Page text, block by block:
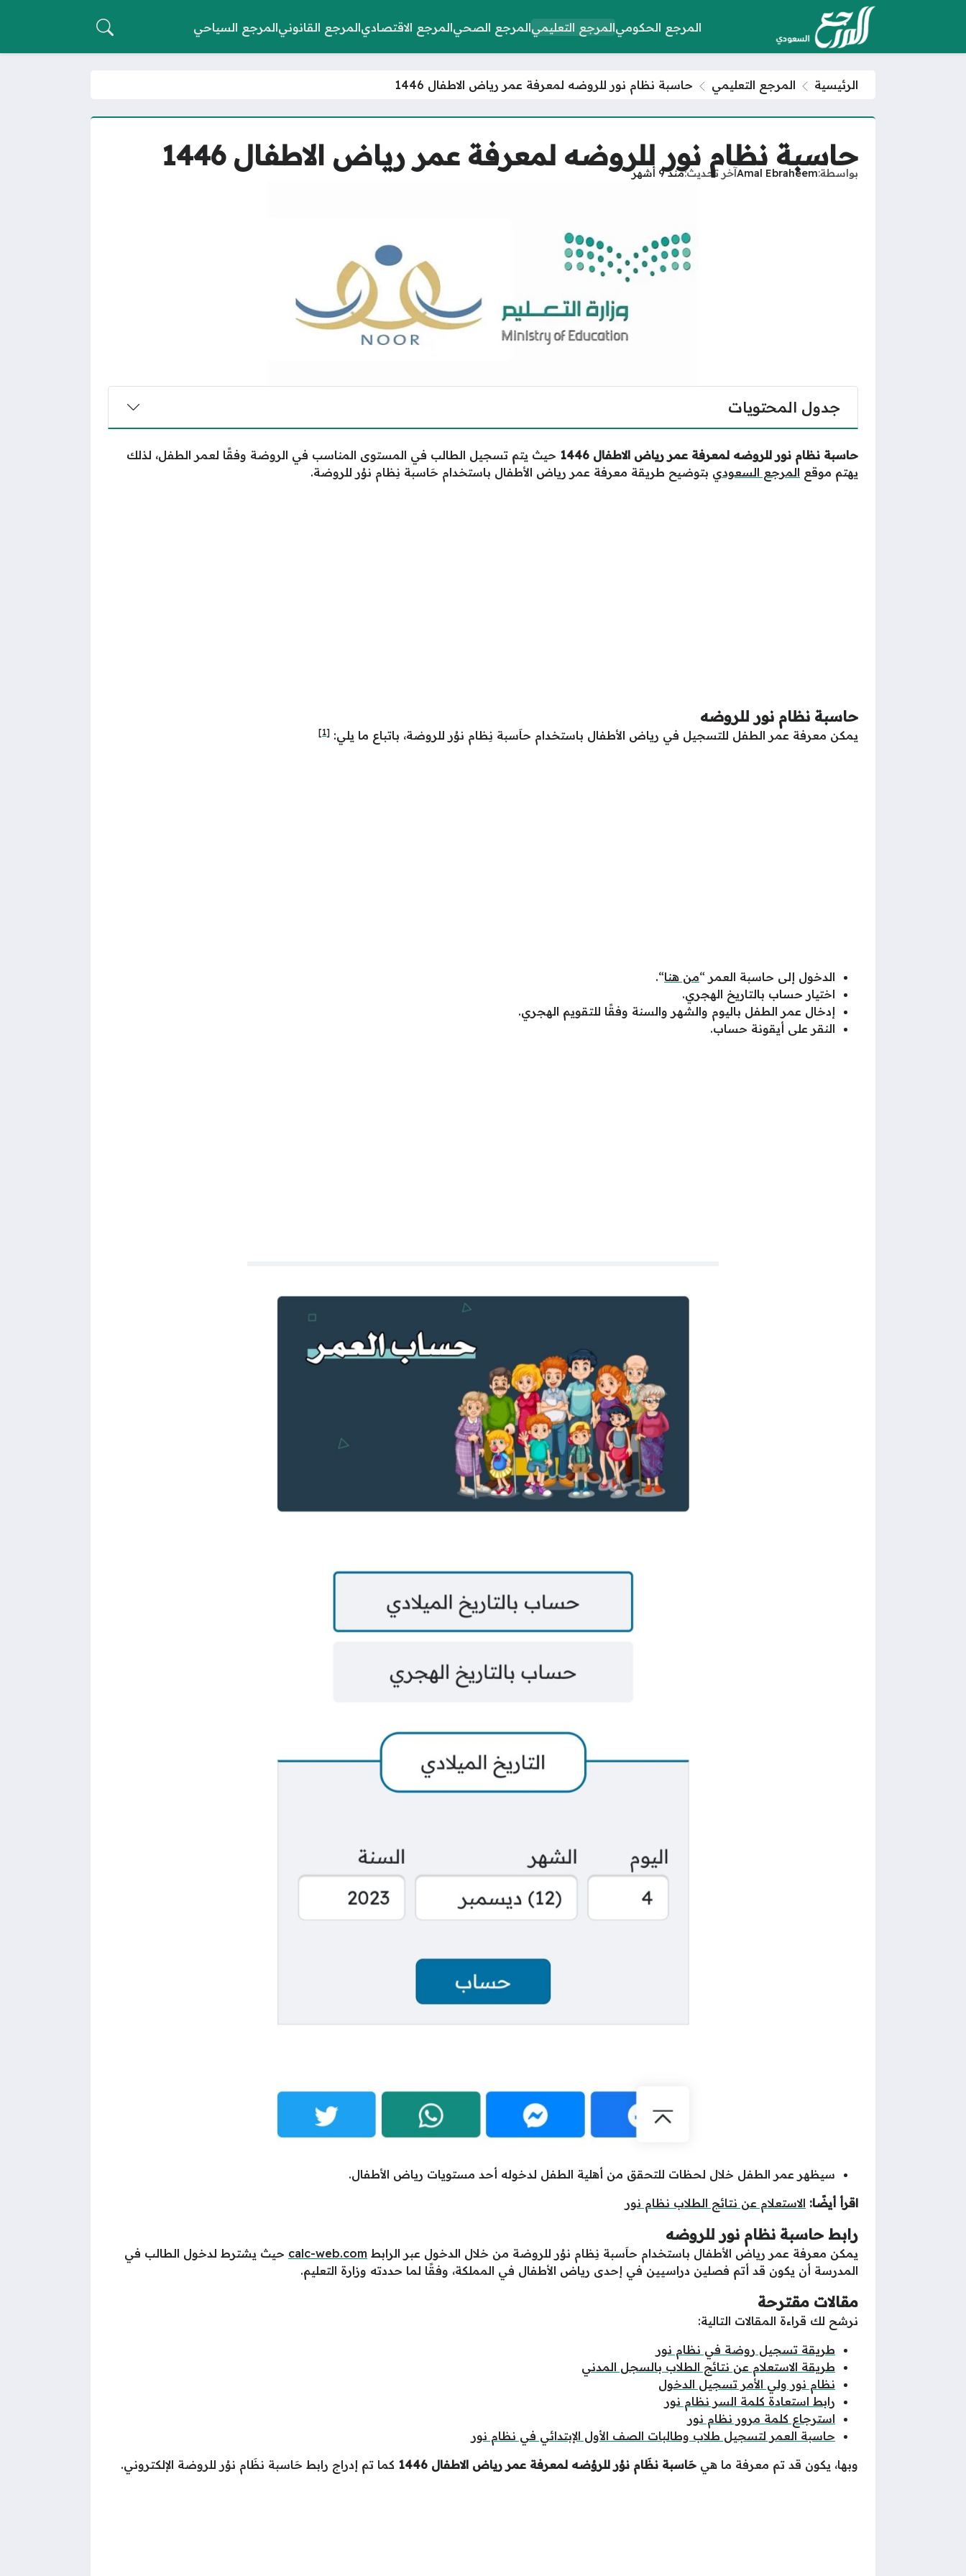
المرجع الحكوميالمرجع التعليميالمرجع الصحيالمرجع الاقتصاديالمرجع القانونيالمرجع السياحي
الرئيسية المرجع التعليمي حاسبة نظام نور للروضه لمعرفة عمر رياض الاطفال 1446
حاسبة نظام نور للروضه لمعرفة عمر رياض الاطفال 1446
بواسطة Amal Ebraheemآخر تحديثمنذ 9 أشهر
جدول المحتويات
حاسبة نظام نور للروضه لمعرفة عمر رياض الاطفال 1446
حيث يتم تسجيل الطالب في المستوى المناسب في الروضة وفقًا لعمر الطفل، لذلك
يهتم موقع المرجع السعودي بتوضيح طريقة معرفة عمر رياض الأطفال باستخدام حَاسبة نِظام نوُر للروضة.
حاسبة نظام نور للروضه
يمكن معرفة عمر الطفل للتسجيل في رياض الأطفال باستخدام حاَسبة نِظام نوُر للروضة، باتباع ما يلي: [1]
الدخول إلى حاسبة العمر “من هنا“.
اختيار حساب بالتاريخ الهجري.
إدخال عمر الطفل باليوم والشهر والسنة وفقًا للتقويم الهجري.
النقر على أيقونة حساب.
سيظهر عمر الطفل خلال لحظات للتحقق من أهلية الطفل لدخوله أحد مستويات رياض الأطفال.
اقرأ أيضًا: الاستعلام عن نتائج الطلاب نظام نور
رابط حاسبة نظام نور للروضه
يمكن معرفة عمر رياض الأطفال باستخدام حاَسبة نِظام نوُر للروضة من خلال الدخول عبر الرابط calc-web.com حيث يشترط لدخول الطالب في
المدرسة أن يكون قد أتم فصلين دراسيين في إحدى رياض الأطفال في المملكة، وفقًا لما حددته وزارة التعليم.
مقالات مقترحة
نرشح لك قراءة المقالات التالية:
طريقة تسجيل روضة في نظام نور
طريقة الاستعلام عن نتائج الطلاب بالسجل المدني
نظام نور ولي الأمر تسجيل الدخول
رابط استعادة كلمة السر نظام نور
استرجاع كلمة مرور نظام نور
حاسبة العمر لتسجيل طلاب وطالبات الصف الأول الإبتدائي في نظام نور
وبها، يكون قد تم معرفة ما هي حَاسبة نظَام نوُر للروُضه لمعرفة عمر رياض الاطفال 1446 كما تم إدراج رابط حَاسبة نظَام نوُر للروضة الإلكتروني.